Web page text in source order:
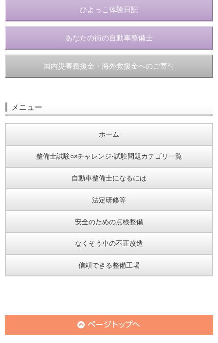
ひよっこ体験日記
あなたの街の自動車整備士
国内災害義援金・海外救援金へのご寄付
メニュー
ホーム
整備士試験○×チャレンジ-試験問題カテゴリ一覧
自動車整備士になるには
法定研修等
安全のための点検整備
なくそう車の不正改造
信頼できる整備工場